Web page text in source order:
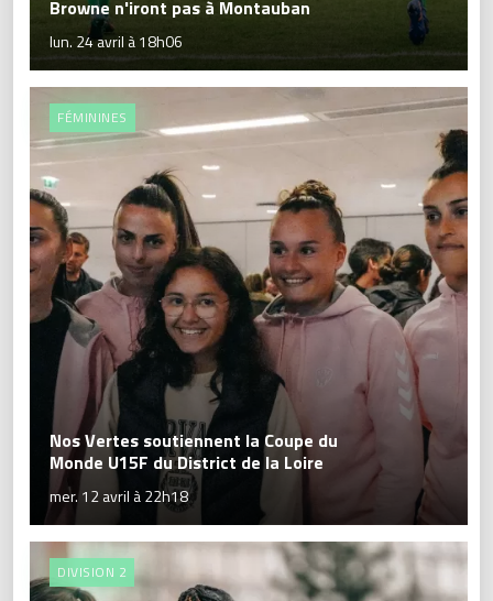
Browne n'iront pas à Montauban
lun. 24 avril à 18h06
FÉMININES
Nos Vertes soutiennent la Coupe du
Monde U15F du District de la Loire
mer. 12 avril à 22h18
DIVISION 2